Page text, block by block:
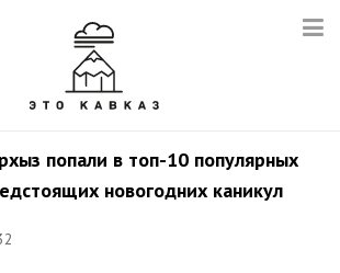
попали в топ-10 популярных
новогодних каникул